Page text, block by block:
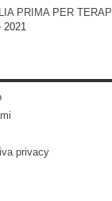
PRIMA PER
2021
privacy